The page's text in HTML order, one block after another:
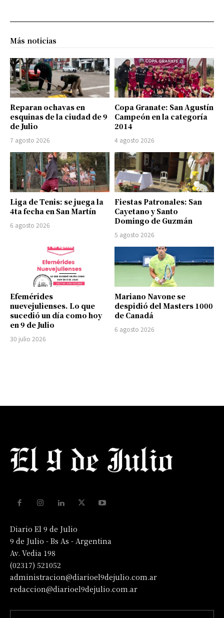
Más noticias
Reparan ochavas en
esquinas de la ciudad de 9
de Julio
7 agosto 2026
Copa Granate: San Agustín
Campeón en la categoría
2014
4 agosto 2026
Liga de Tenis: se juega la
4ta fecha en San Martín
6 agosto 2026
Fiestas Patronales: San
Cayetano y Santo
Domingo de Guzmán
5 agosto 2026
Efemérides
nuevejulienses. Lo que
sucedió un día como hoy
en 9 de Julio
30 julio 2026
Mariano Navone se
despidió del Masters 1000
de Canadá
6 agosto 2026
Diario El 9 de Julio
9 de Julio - Bs As - Argentina
Av. Vedia 198
(02317) 521052
administracion@diarioel9dejulio.com.ar
redaccion@diarioel9dejulio.com.ar